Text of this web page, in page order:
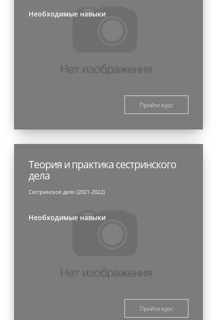
Необходимые навыки
Пройти курс
Теория и практика сестринского
дела
Сестринское дело (2021-2022)
Необходимые навыки
Пройти курс